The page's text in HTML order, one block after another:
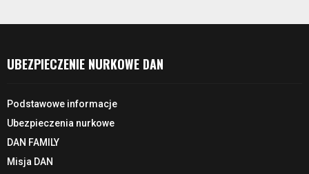
UBEZPIECZENIE NURKOWE DAN
Podstawowe informacje
Ubezpieczenia nurkowe
DAN FAMILY
Misja DAN